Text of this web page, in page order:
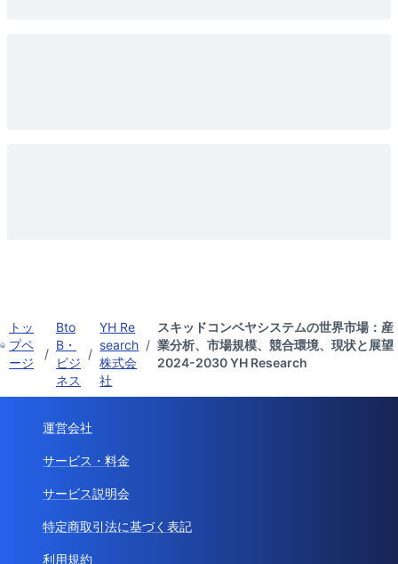
トッ
プペ
ージ
/
Bto
B・
ビジ
ネス
/
YH Re
search
株式会
社
/
スキッドコンベヤシステムの世界市場：産
業分析、市場規模、競合環境、現状と展望
2024-2030 YH Research
運営会社
サービス・料金
サービス説明会
特定商取引法に基づく表記
利用規約